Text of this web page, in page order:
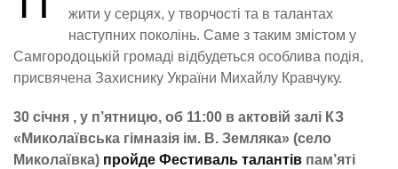
жити у серцях, у творчості та в талантах
наступних поколінь. Саме з таким змістом у
Самгородоцькій громаді відбудеться особлива подія,
присвячена Захиснику України Михайлу Кравчуку.
30 січня , у п’ятницю, об 11:00 в актовій залі КЗ
«Миколаївська гімназія ім. В. Земляка» (село
Миколаївка) пройде Фестиваль талантів пам’яті